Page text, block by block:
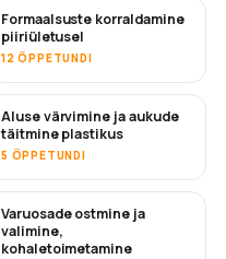
Formaalsuste korraldamine
piiriületusel
12 ÕPPETUNDI
TULEMAS
Aluse värvimine ja aukude
täitmine plastikus
5 ÕPPETUNDI
TULEMAS
Varuosade ostmine ja
valimine,
kohaletoimetamine